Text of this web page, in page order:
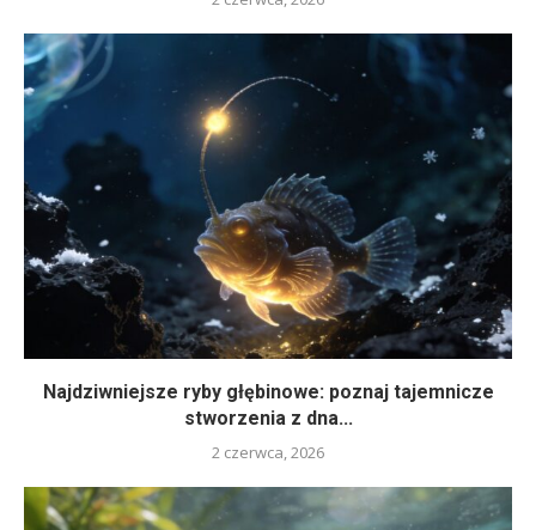
Najdziwniejsze ryby głębinowe: poznaj tajemnicze
stworzenia z dna...
2 czerwca, 2026